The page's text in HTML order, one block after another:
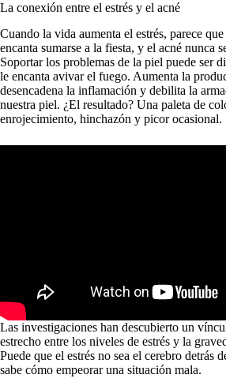
La conexión entre el estrés y el acné
Cuando la vida aumenta el estrés, parece
encanta sumarse a la fiesta, y el acné nunca
Soportar los problemas de la piel puede ser
le encanta avivar el fuego. Aumenta la
desencadena la inflamación y debilita la
nuestra piel. ¿El resultado? Una paleta de
enrojecimiento, hinchazón y picor ocasional.
Las investigaciones han descubierto un
estrecho entre los niveles de estrés y la
Puede que el estrés no sea el cerebro detrás
sabe cómo empeorar una situación mala.